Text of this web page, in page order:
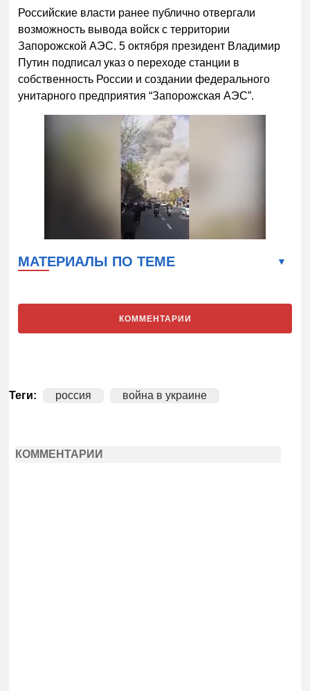
Российские власти ранее публично отвергали
возможность вывода войск с территории
Запорожской АЭС. 5 октября президент Владимир
Путин подписал указ о переходе станции в
собственность России и создании федерального
унитарного предприятия “Запорожская АЭС”.
МАТЕРИАЛЫ ПО ТЕМЕ
КОММЕНТАРИИ
Теги: россия война в украине
КОММЕНТАРИИ